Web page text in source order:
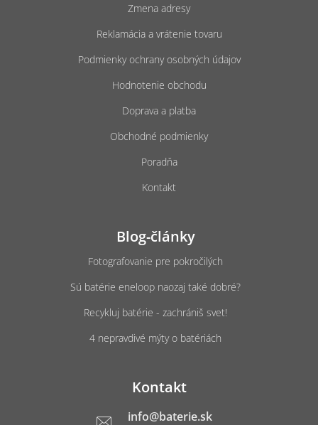
Zmena adresy
Reklamácia a vrátenie tovaru
Podmienky ochrany osobných údajov
Hodnotenie obchodu
Doprava a platba
Obchodné podmienky
Poradňa
Kontakt
Blog-články
Fotografovanie pre pokročilých
Sú batérie eneloop naozaj také dobré?
Recykluj batérie - zachrániš svet!
4 nepravdivé mýty o batériách
Kontakt
info@baterie.sk